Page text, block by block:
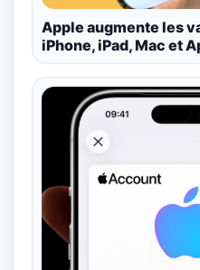
Apple augmente les
iPhone, iPad, Mac et